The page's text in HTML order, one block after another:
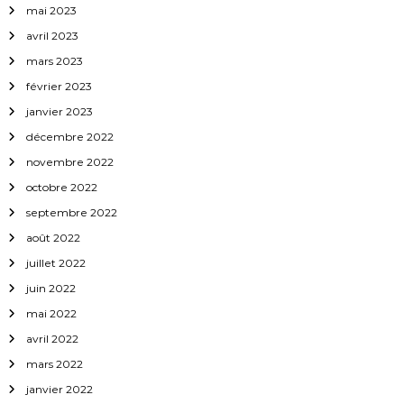
l
e
mai 2023
avril 2023
mars 2023
février 2023
janvier 2023
décembre 2022
novembre 2022
octobre 2022
septembre 2022
août 2022
juillet 2022
juin 2022
mai 2022
avril 2022
mars 2022
janvier 2022